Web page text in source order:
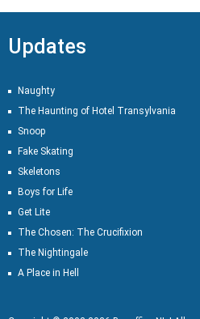
Updates
Naughty
The Haunting of Hotel Transylvania
Snoop
Fake Skating
Skeletons
Boys for Life
Get Lite
The Chosen: The Crucifixion
The Nightingale
A Place in Hell